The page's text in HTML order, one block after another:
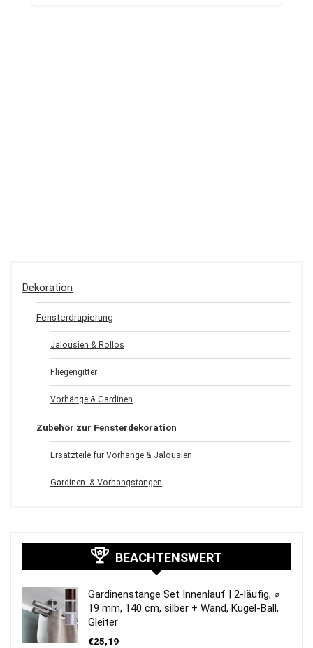
Dekoration
Fensterdrapierung
Jalousien & Rollos
Fliegengitter
Vorhänge & Gardinen
Zubehör zur Fensterdekoration
Ersatzteile für Vorhänge & Jalousien
Gardinen- & Vorhangstangen
BEACHTENSWERT
Gardinenstange Set Innenlauf | 2-läufig, ⌀
19 mm, 140 cm, silber + Wand, Kugel-Ball,
Gleiter
€25,19